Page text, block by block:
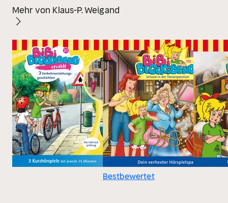
Mehr von Klaus-P. Weigand
Bestbewertet